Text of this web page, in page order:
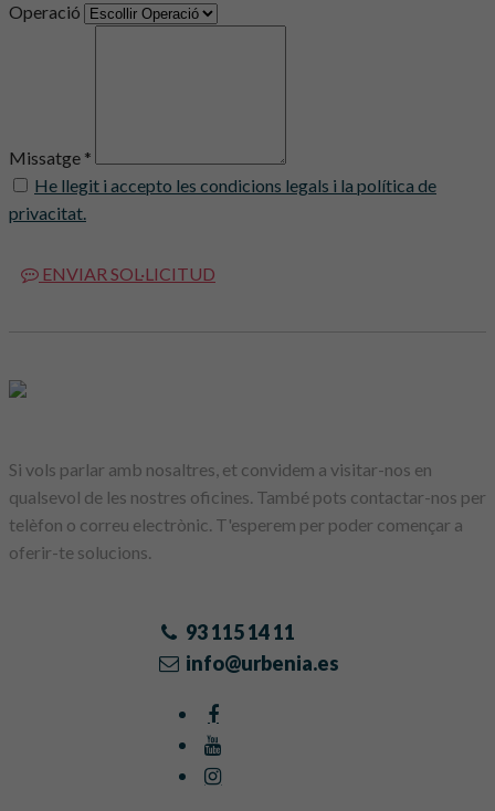
Operació
Missatge *
He llegit i accepto les condicions legals i la política de
privacitat.
ENVIAR SOL·LICITUD
93 115 14 11
info@urbenia.es
Si vols parlar amb nosaltres, et convidem a visitar-nos en
qualsevol de les nostres oficines. També pots contactar-nos per
telèfon o correu electrònic. T'esperem per poder començar a
oferir-te solucions.